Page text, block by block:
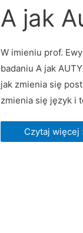
A jak
W imieniu prof.
badaniu A jak
jak zmienia się
zmienia się język i
A
jak
Autyzm
2024
Czytaj więcej